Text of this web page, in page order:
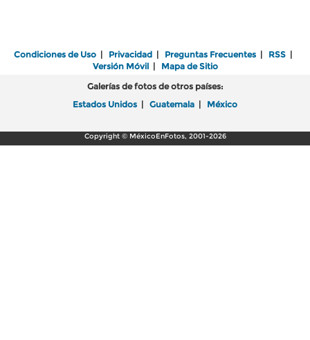
Condiciones de Uso | Privacidad | Preguntas Frecuentes | RSS |
Versión Móvil| Mapa de Sitio
Galerías de fotos de otros países:
Estados Unidos | Guatemala | México
Copyright © MéxicoEnFotos, 2001-2026